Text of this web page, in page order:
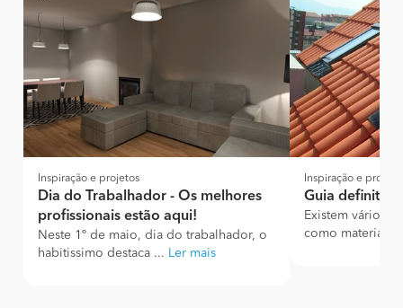
Inspiração e projetos
Dia do Trabalhador - Os melhores
profissionais estão aqui!
Neste 1º de maio, dia do trabalhador, o
habitissimo destaca ... Ler mais
Inspiração e
Guia
Existem vários
como materiais.